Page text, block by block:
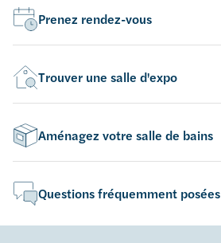
Prenez rendez-vous
Trouver une salle d'expo
Aménagez votre salle de bains
Questions fréquemment posées